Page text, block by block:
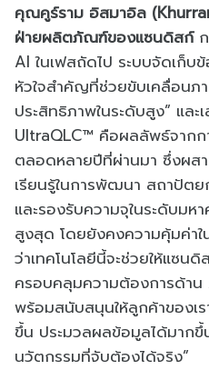
คุณคูร์ราม อิสมาอิล
ฝ่ายผลิตภัณฑ์ของแซนดิสก์ก
AI ในเฟสถัดไป ระบบจัดเก็บ
หัวใจสำคัญที่ช่วยขับเคลื่อนภ
ประสิทธิภาพในระดับสูง” แล
UltraQLC™ คือผลลัพธ์จากก
ตลอดหลายปีที่ผ่านมา ซึ่งผส
เรียนรู้ในการพัฒนา สถาปัต
และรองรับความจุในระดับม
สูงสุด โดยยังคงความคุ้มค่าใ
ว่าเทคโนโลยีนี้จะช่วยให้แซ
ครอบคลุมความต้องการด้าน
พร้อมสนับสนุนให้ลูกค้าของเ
ขึ้น ประมวลผลข้อมูลได้มาก
นวัตกรรมที่จับต้องได้จริง”